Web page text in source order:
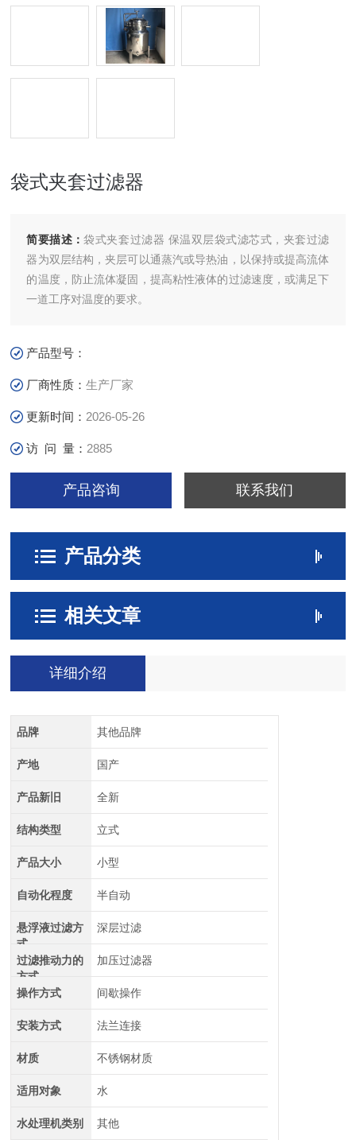
袋式夹套过滤器
简要描述：袋式夹套过滤器 保温双层袋式滤芯式，夹套过滤
器为双层结构，夹层可以通蒸汽或导热油，以保持或提高流体
的温度，防止流体凝固，提高粘性液体的过滤速度，或满足下
一道工序对温度的要求。
产品型号：
厂商性质：生产厂家
更新时间： 2026-05-26
访 问 量： 2885
产品咨询 联系我们
产品分类
相关文章
详细介绍
品牌 其他品牌
产地 国产
产品新旧 全新
结构类型 立式
产品大小 小型
自动化程度 半自动
悬浮液过滤方
式
深层过滤
过滤推动力的
方式
加压过滤器
操作方式 间歇操作
安装方式 法兰连接
材质 不锈钢材质
适用对象 水
水处理机类别 其他